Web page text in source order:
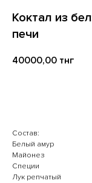
Коктал из
печи
40000,00 тнг
Состав:
Белый амур
Майонез
Специи
Лук репчатый